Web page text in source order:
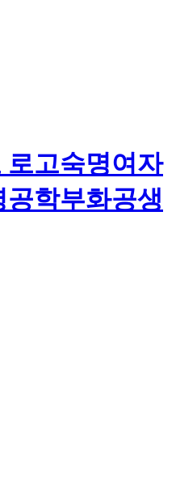
로고숙명여자
공학부화공생